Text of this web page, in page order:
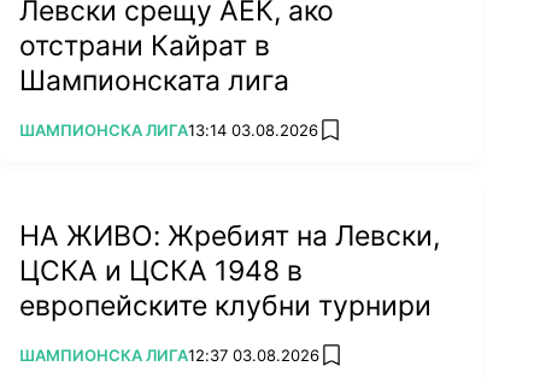
Левски срещу АЕК, ако
отстрани Кайрат в
Шампионската лига
ПОВЕЧЕ ОТ
ШАМПИОНСКА ЛИГА13:14 03.08.2026 add favorites
НА ЖИВО: Жребият на Левски,
ЦСКА и ЦСКА 1948 в
европейските клубни турнири
ПОВЕЧЕ ОТ
ШАМПИОНСКА ЛИГА12:37 03.08.2026 add favorites